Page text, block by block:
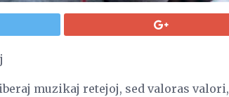
muzikaj retejoj, sed valoras valori,